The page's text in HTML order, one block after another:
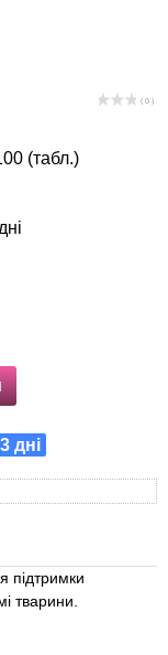
( 0 )
(табл.)
дні
підтримки
тварини.
для